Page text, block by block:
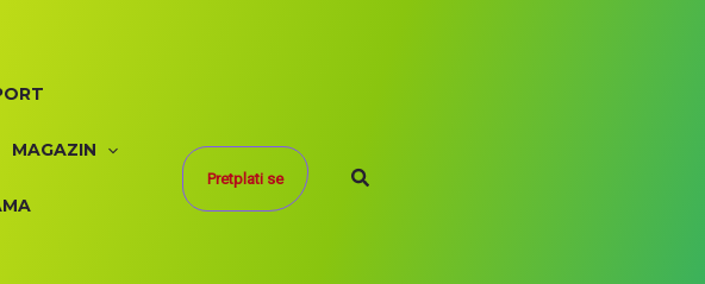
MAGAZIN
Pretplati se Search